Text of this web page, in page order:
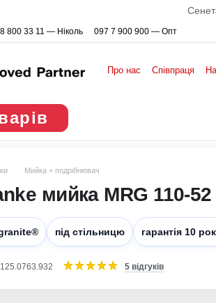
800 33 11 — Ніколь 097 7 900 900 — Опт
Про нас Співпраця
Мийка + подрібнювач
мийка MRG 110-
під стільницю гарантія 10
5 відгуків